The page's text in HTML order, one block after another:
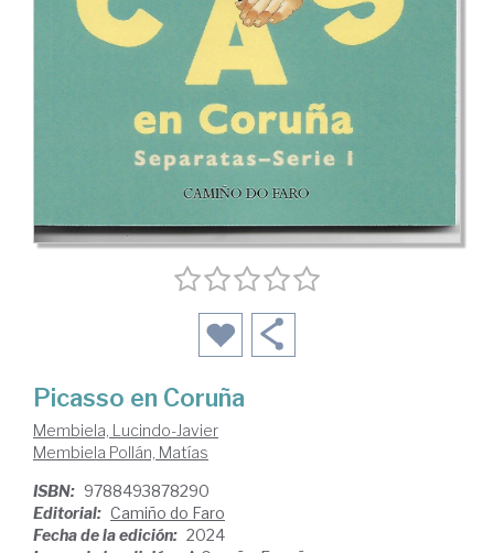
Picasso en Coruña
Membiela, Lucindo-Javier
Membiela Pollán, Matías
ISBN: 9788493878290
Editorial: Camiño do Faro
Fecha de la edición: 2024